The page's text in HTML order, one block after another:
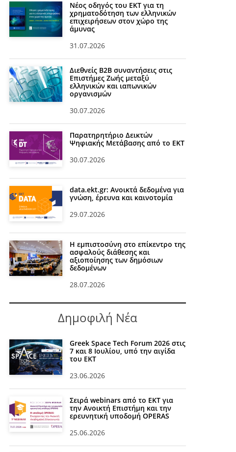
Νέος οδηγός του ΕΚΤ για τη
χρηματοδότηση των ελληνικών
επιχειρήσεων στον χώρο της
άμυνας
31.07.2026
Διεθνείς Β2Β συναντήσεις στις
Επιστήμες Ζωής μεταξύ
ελληνικών και ιαπωνικών
οργανισμών
30.07.2026
Παρατηρητήριο Δεικτών
Ψηφιακής Μετάβασης από το ΕΚΤ
30.07.2026
data.ekt.gr: Ανοικτά δεδομένα για
γνώση, έρευνα και καινοτομία
29.07.2026
Η εμπιστοσύνη στο επίκεντρο της
ασφαλούς διάθεσης και
αξιοποίησης των δημόσιων
δεδομένων
28.07.2026
Δημοφιλή Νέα
Greek Space Tech Forum 2026 στις
7 και 8 Ιουλίου, υπό την αιγίδα
του ΕΚΤ
23.06.2026
Σειρά webinars από το ΕΚΤ για
την Ανοικτή Επιστήμη και την
ερευνητική υποδομή OPERAS
25.06.2026